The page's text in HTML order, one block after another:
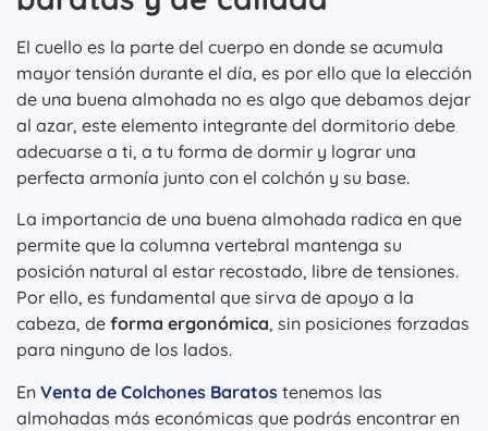
El cuello es la parte del cuerpo en donde se acumula
mayor tensión durante el día, es por ello que la elección
de una buena almohada no es algo que debamos dejar
al azar, este elemento integrante del dormitorio debe
adecuarse a ti, a tu forma de dormir y lograr una
perfecta armonía junto con el colchón y su base.
La importancia de una buena almohada radica en que
permite que la columna vertebral mantenga su
posición natural al estar recostado, libre de tensiones.
Por ello, es fundamental que sirva de apoyo a la
cabeza, de forma ergonómica, sin posiciones forzadas
para ninguno de los lados.
En Venta de Colchones Baratos tenemos las
almohadas más económicas que podrás encontrar en